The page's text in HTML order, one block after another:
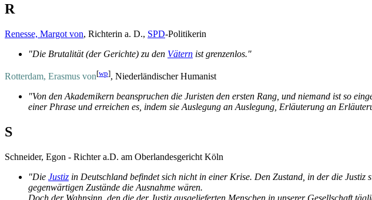
R
Renesse, Margot von, Richterin a. D., SPD-Politikerin
"Die Brutalität (der Gerichte) zu den Vätern ist grenzenlos."
Rotterdam, Erasmus von[wp], Niederländischer Humanist
"Von den Akademikern beanspruchen die Juristen den ersten Rang, und niemand ist so
einer Phrase und erreichen es, indem sie Auslegung an Auslegung, Erläuterung an
S
Schneider, Egon - Richter a.D. am Oberlandesgericht Köln
"Die Justiz in Deutschland befindet sich nicht in einer Krise. Den Zustand, in der die Justiz
gegenwärtigen Zustände die Ausnahme wären.
Doch der Wahnsinn, den die der Justiz ausgelieferten Menschen in unserer Gesellschaft